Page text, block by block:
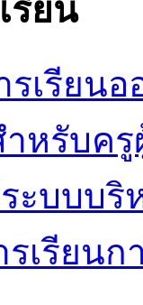
รียน
เรียน
ำหรับค
บบบริ
เรียน